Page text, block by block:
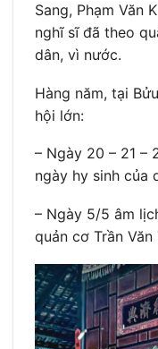
Sang, Phạm Văn
nghĩ sĩ đã theo
dân, vì nước.
Hàng năm, tại
hội lớn:
– Ngày 20 – 21 –
ngày hy sinh của
– Ngày 5/5 âm
quản cơ Trần Văn